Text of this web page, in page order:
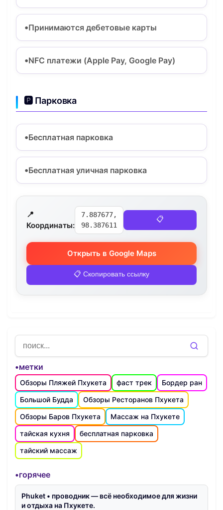
Принимаются дебетовые карты
NFC платежи (Apple Pay, Google Pay)
🅿️ Парковка
Бесплатная парковка
Бесплатная уличная парковка
📍
Координаты:
7.887677,
98.387611
📋
Открыть в Google Maps
📋 Скопировать ссылку
•метки
Обзоры Пляжей Пхукета фаст трек
Бордер ран
Большой Будда
Обзоры Ресторанов Пхукета
Обзоры Баров Пхукета
Массаж на Пхукете
тайская кухня
бесплатная парковка
тайский массаж
•горячее
Phuket • проводник — всё необходимое для жизни
и отдыха на Пхукете.